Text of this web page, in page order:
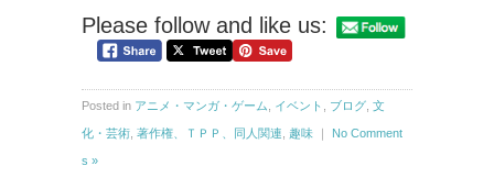
Please follow and like us:
Posted in アニメ・マンガ・ゲーム イベント ブログ 文
化・芸術 著作権、ＴＰＰ、同人関連 趣味 ｜ No Comment
s »